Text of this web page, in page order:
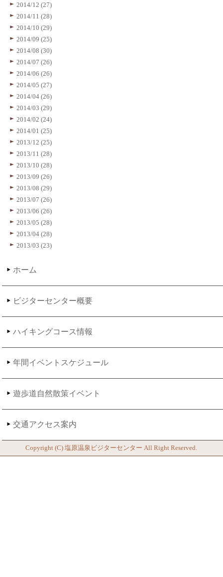
2014/12 (27)
2014/11 (28)
2014/10 (29)
2014/09 (25)
2014/08 (30)
2014/07 (26)
2014/06 (26)
2014/05 (27)
2014/04 (26)
2014/03 (29)
2014/02 (24)
2014/01 (25)
2013/12 (25)
2013/11 (28)
2013/10 (28)
2013/09 (26)
2013/08 (29)
2013/07 (26)
2013/06 (26)
2013/05 (28)
2013/04 (28)
2013/03 (23)
ホーム
ビジターセンター概要
ハイキングコース情報
年間イベントスケジュール
遊歩道自然散策イベント
交通アクセス案内
Copyright (C)塩原温泉ビジターセンター All Right Reserved.